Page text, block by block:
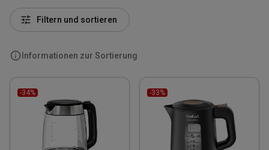
Informationen zur Sortierung
Filtern und sortieren
-34% -33%